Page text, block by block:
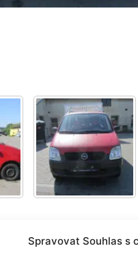
Spravovat Souhlas s
motoru: Z10XE